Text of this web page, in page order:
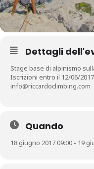
Dettagli
Stage base di alpinismo
Iscrizioni entro il 12/06/
info@riccardoclimbing.com
Quando
18 giugno 2017 09:00 - 19